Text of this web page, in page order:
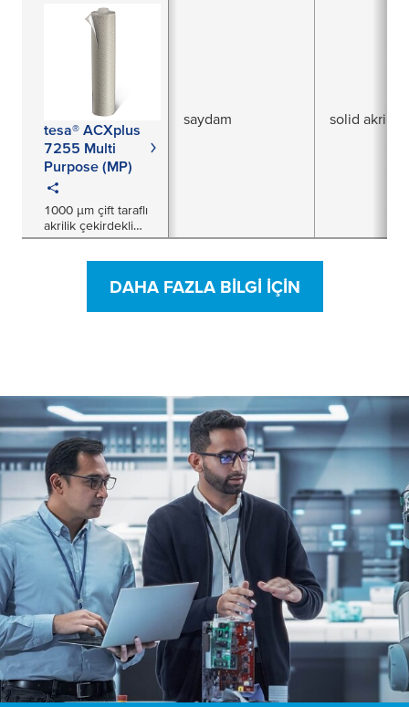
tesa® ACXplus
7255 Multi
Purpose (MP)
1000 µm çift taraflı
akrilik çekirdekli
bant
saydam solid akrilik
DAHA FAZLA BILGI IÇIN